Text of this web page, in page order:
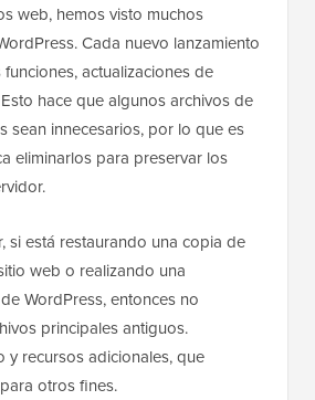
web, hemos visto muchos
Cada nuevo lanzamiento
funciones, actualizaciones de
hace que algunos archivos de
sean innecesarios, por lo que es
eliminarlos para preservar los
si está restaurando una copia de
web o realizando una
WordPress, entonces no
principales antiguos.
y recursos adicionales, que
otros fines.